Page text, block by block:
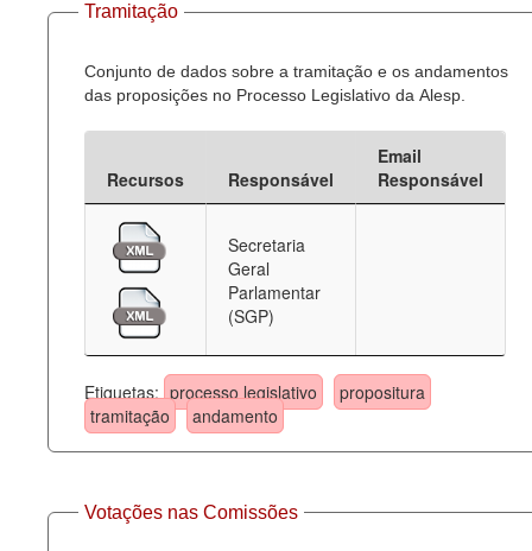
Tramitação
Conjunto de dados sobre a tramitação e os andamentos
das proposições no Processo Legislativo da Alesp.
Recursos Responsável
Email
Responsável
Secretaria
Geral
Parlamentar
(SGP)
Etiquetas: processo legislativo
propositura
tramitação
andamento
Votações nas Comissões